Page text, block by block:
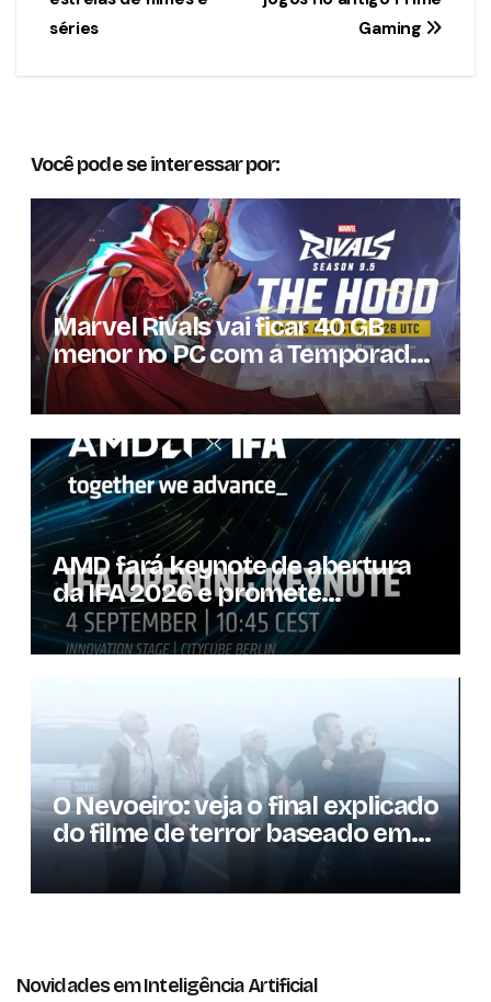
Post
Gaming
séries
Você pode se interessar por:
Marvel Rivals vai ficar 40 GB
menor no PC com a Temporada
9.5
AMD fará keynote de abertura
da IFA 2026 e promete
novidades para os
consumidores
O Nevoeiro: veja o final explicado
do filme de terror baseado em
Stephen King
Novidades em Inteligência Artificial